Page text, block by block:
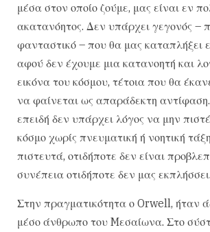
μέσα στον οποίο ζούμε, μας είναι εν
ακατανόητος. Δεν υπάρχει γεγονός –
φανταστικό – που θα μας καταπλήξει
αφού δεν έχουμε μια κατανοητή και
εικόνα του κόσμου, τέτοια που θα
να φαίνεται ως απαράδεκτη
επειδή δεν υπάρχει λόγος να μην
κόσμο χωρίς πνευματική ή νοητική
πιστευτά, οτιδήποτε δεν είναι
συνέπεια οτιδήποτε δεν μας εκπλήσσει.
Στην πραγματικότητα ο Orwell, ήταν
μέσο άνθρωπο του Mεσαίωνα. Στο